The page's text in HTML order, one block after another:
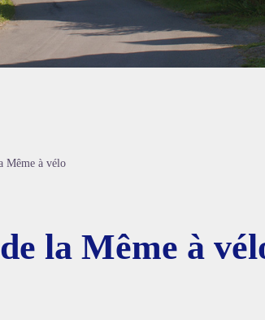
Même à vélo
la Même à